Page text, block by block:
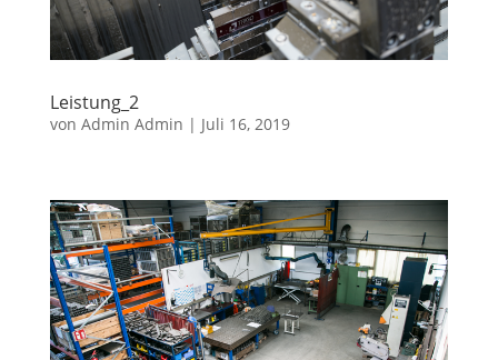
Leistung_2
von Admin Admin | Juli 16, 2019